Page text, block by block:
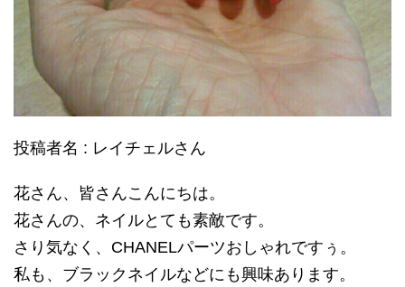
投稿者名 : レイチェルさん
花さん、皆さんこんにちは。
花さんの、ネイルとても素敵です。
さり気なく、CHANELパーツおしゃれですぅ。
私も、ブラックネイルなどにも興味あります。